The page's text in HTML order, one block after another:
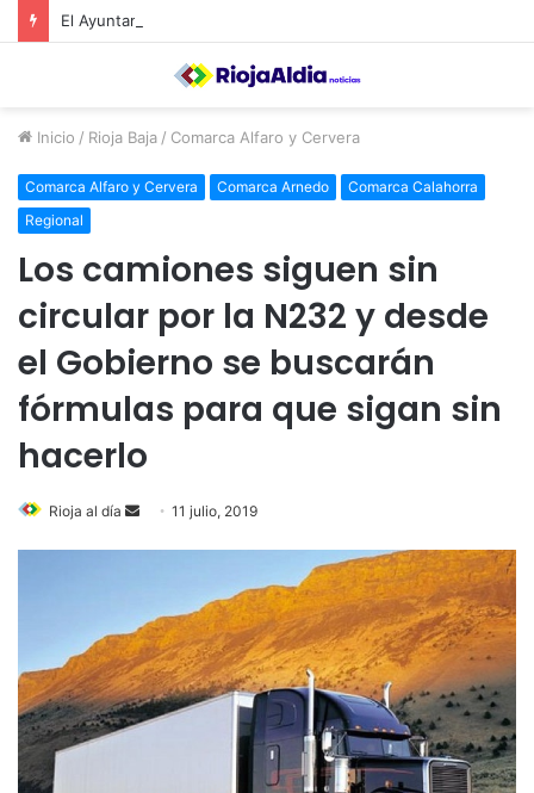
Inicio / Rioja Baja / Comarca Alfaro y Cervera
Comarca Alfaro y Cervera Comarca Arnedo
Comarca Calahorra
Regional
Los camiones siguen sin
circular por la N232 y desde
el Gobierno se buscarán
fórmulas para que sigan sin
hacerlo
Rioja al día
a
n
e
m
11 julio, 2019